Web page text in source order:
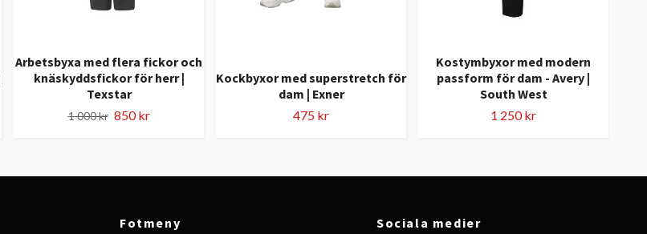
Arbetsbyxa med flera fickor och
knäskyddsfickor för herr |
Texstar
1 000 kr 850 kr
Kockbyxor med superstretch för
dam | Exner
475 kr
Kostymbyxor med modern
passform för dam - Avery |
South West
1 250 kr
Fotmeny Sociala medier